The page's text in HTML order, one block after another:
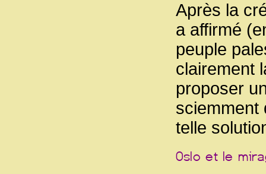
Après la
a affirmé
peuple
clairement
proposer
sciemment
telle